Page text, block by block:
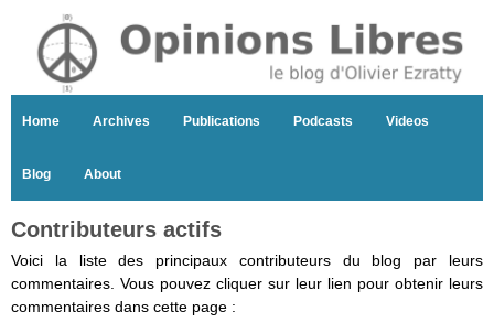
Home Archives Publications Podcasts Videos
Blog About
Contributeurs actifs
Voici la liste des principaux contributeurs du blog par leurs
commentaires. Vous pouvez cliquer sur leur lien pour obtenir leurs
commentaires dans cette page :